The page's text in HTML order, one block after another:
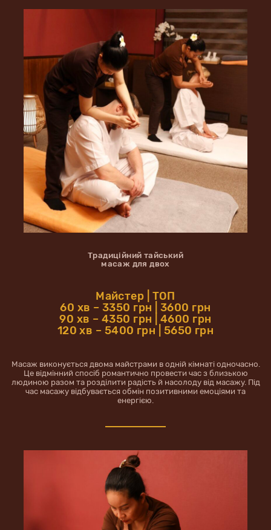
Традиційний тайський
масаж для двох
Майстер | ТОП
60 хв – 3350 грн | 3600 грн
90 хв – 4350 грн | 4600 грн
120 хв – 5400 грн | 5650 грн
Масаж виконується двома майстрами в одній кімнаті одночасно.
Це відмінний спосіб романтично провести час з близькою
людиною разом та розділити радість й насолоду від масажу. Під
час масажу відбувається обмін позитивними емоціями та
енергією.